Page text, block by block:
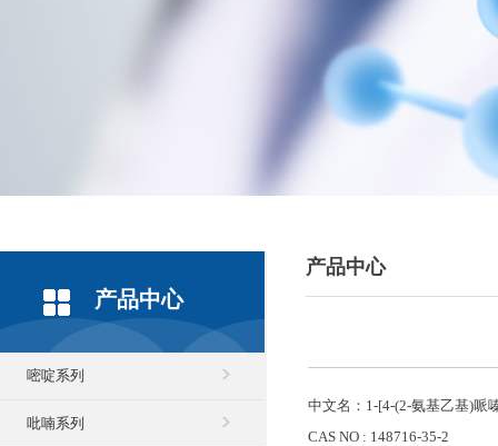
产品中心
嘧啶系列
吡喃系列
产品中心
中文名：1-[4-(2-氨基乙基)哌
CAS NO : 148716-35-2